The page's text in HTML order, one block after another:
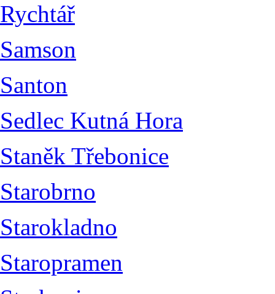
Rychtář
Samson
Santon
Sedlec Kutná Hora
Staněk Třebonice
Starobrno
Starokladno
Staropramen